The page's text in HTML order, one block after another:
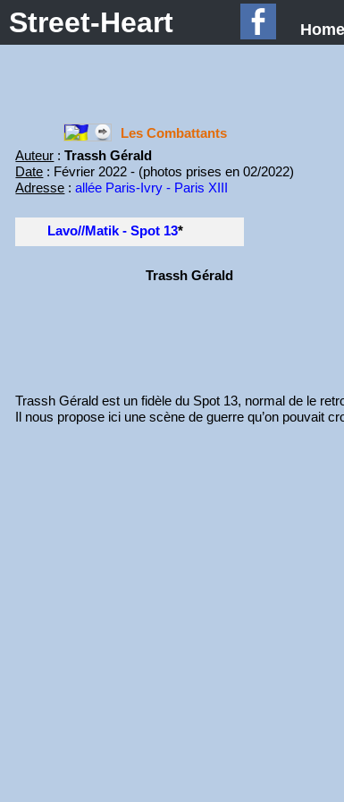
Street-Heart Home
Les Combattants
Auteur :Trassh Gérald
Date : Février 2022 - (photos prises en 02/2022)
Adresse :allée Paris-Ivry - Paris XIII
Lavo//Matik - Spot 13*
Trassh Gérald
Trassh Gérald est un fidèle du Spot 13, normal de le
Il nous propose ici une scène de guerre qu’on pouvait